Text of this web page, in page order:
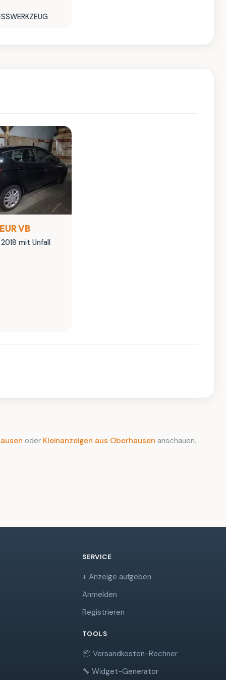
VB
mit Unfall
oder Kleinanzeigen aus Oberhausen anschauen.
SERVICE
+ Anzeige aufgeben
Anmelden
Registrieren
TOOLS
📦 Versandkosten-Rechner
🔧 Widget-Generator